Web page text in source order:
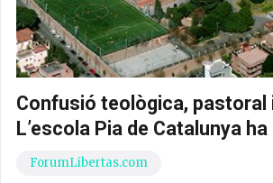
Confusió teològica, pastoral
L’escola Pia de Catalunya
ForumLibertas.com